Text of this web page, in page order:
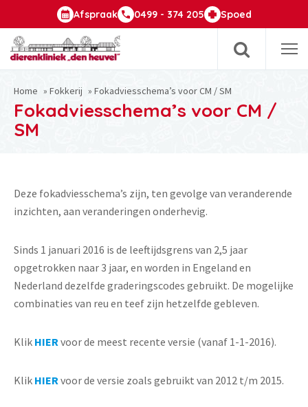
Afspraak 0499 - 374 205 Spoed
Home » Fokkerij » Fokadviesschema’s voor CM / SM
Fokadviesschema’s voor CM /
SM
Deze fokadviesschema’s zijn, ten gevolge van veranderende
inzichten, aan veranderingen onderhevig.
Sinds 1 januari 2016 is de leeftijdsgrens van 2,5 jaar
opgetrokken naar 3 jaar, en worden in Engeland en
Nederland dezelfde graderingscodes gebruikt. De mogelijke
combinaties van reu en teef zijn hetzelfde gebleven.
Klik HIERvoor de meest recente versie (vanaf 1-1-2016).
Klik HIERvoor de versie zoals gebruikt van 2012 t/m 2015.